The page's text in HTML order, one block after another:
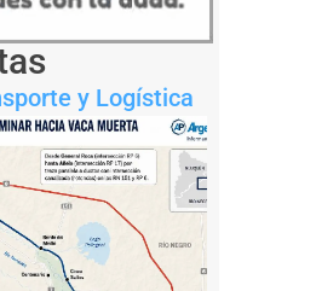
y Logística